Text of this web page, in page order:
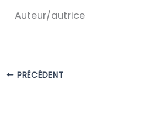
Auteur/autrice
PRÉCÉDENT